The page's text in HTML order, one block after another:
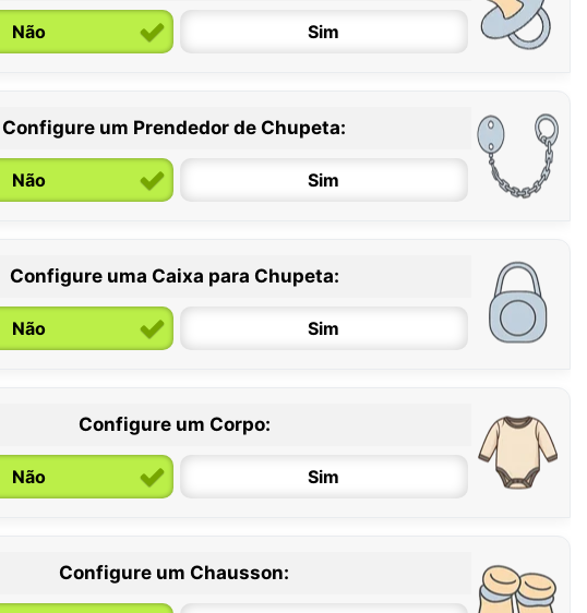
Não Sim
0 / 6 meses
Configure um Prendedor de Chupeta:
Não Sim
Configure uma Caixa para Chupeta:
Não Sim
Configure um Corpo:
Não Sim
6 / 12 meses 12 / 18 meses
Configure um Chausson: